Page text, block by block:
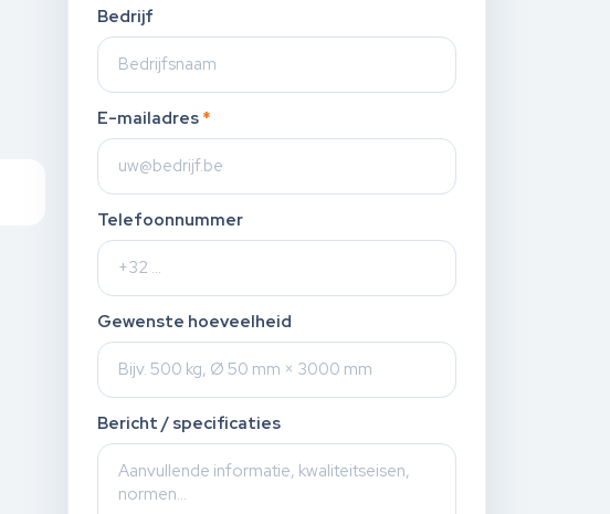
Bedrijf
E-mailadres *
Telefoonnummer
Gewenste hoeveelheid
Bericht / specificaties